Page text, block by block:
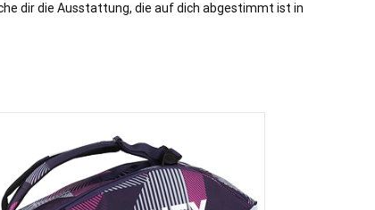
dir die Ausstattung, die auf dich abgestimmt ist in